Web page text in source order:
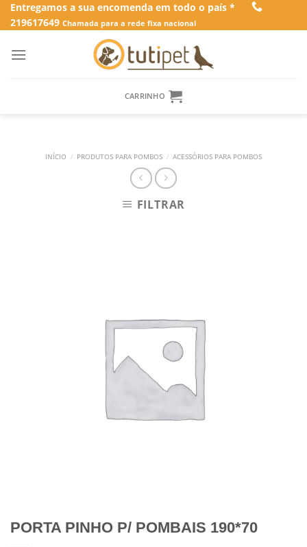
SkipEntregamos a sua encomenda em todo o país *
219617649 Chamada para a rede fixa nacional
CARRINHO
INÍCIO / PRODUTOS PARA POMBOS / ACESSÓRIOS PARA POMBOS
FILTRAR
PORTA PINHO P/ POMBAIS 190*70